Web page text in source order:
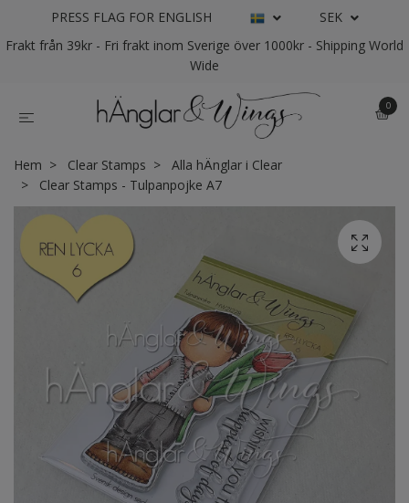
PRESS FLAG FOR ENGLISH
SEK
Frakt från 39kr - Fri frakt inom Sverige över 1000kr - Shipping World
Wide
0
Hem Clear Stamps
Alla hÄnglar i Clear
Clear Stamps - Tulpanpojke A7